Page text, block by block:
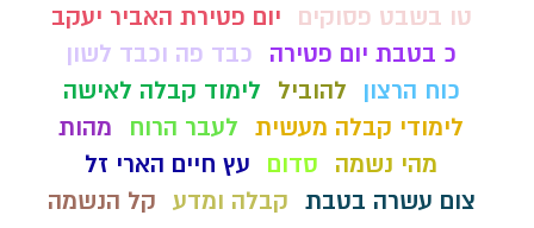
טו בשבט פסוקים
יום פטירת האביר יעקב
כ בטבת יום פטירה
כבד פה וכבד לשון
כוח הרצון
להוביל
לימוד קבלה לאישה
לימודי קבלה מעשית לעבר הרוח
מהות
מהי נשמה
סדום
עץ חיים הארי זל
צום עשרה בטבת קבלה ומדע קל הנשמה